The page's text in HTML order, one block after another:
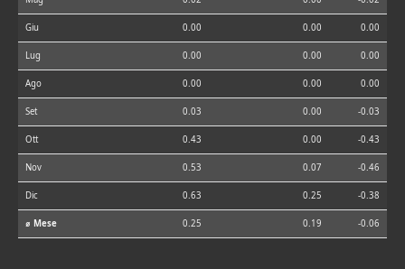
Giu 0.00 0.00 0.00
Lug 0.00 0.00 0.00
Ago 0.00 0.00 0.00
Set 0.03 0.00 -0.03
Ott 0.43 0.00 -0.43
Nov 0.53 0.07 -0.46
Dic 0.63 0.25 -0.38
⌀ Mese 0.25 0.19 -0.06